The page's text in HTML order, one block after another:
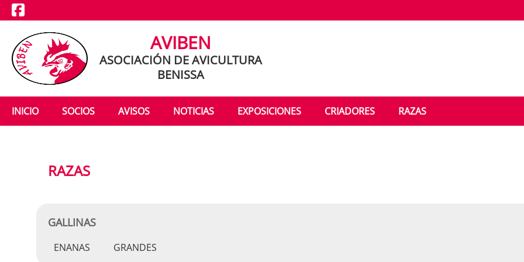
AVIBEN
ASOCIACIÓN DE AVICULTURA
BENISSA
INICIO SOCIOS AVISOS NOTICIAS EXPOSICIONES CRIADORES RAZAS
NOTICIAS
RAZAS
RAZAS
GALLINAS
ENANAS GRANDES